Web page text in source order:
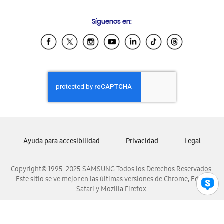
Samsung Ecuador
Samsung El Salvador
Samsung Honduras
Samsung Nicaragua
Samsung Panamá
Samsung Venezuela
Síguenos en:
Copyright© 1995-2025 SAMSUNG Todos los Derechos Reservados.
Este sitio se ve mejor en las últimas versiones de Chrome, Edge,
Safari y Mozilla Firefox.
Ayuda para accesibilidad Privacidad Legal